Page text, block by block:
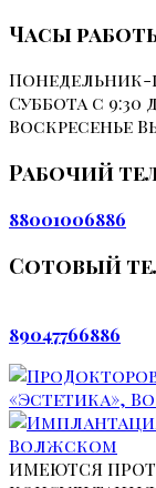
Часы
Суббота с 9:30
Воскресенье
Рабочий
88001006886
Сотовый
89047766886
ИМЕЮТСЯ